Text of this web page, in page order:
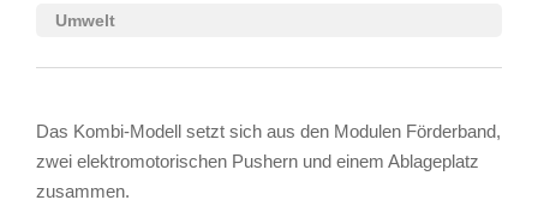
Umwelt
Das Kombi-Modell setzt sich aus den Modulen Förderband,
zwei elektromotorischen Pushern und einem Ablageplatz
zusammen.